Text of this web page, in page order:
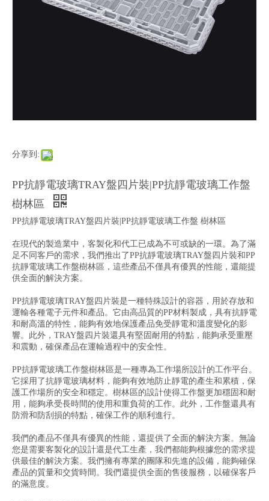
分享到:
PP抗靜電玻璃TRAY盤四片裝|PP抗靜電玻璃工作盤
樹林區
PP抗靜電玻璃TRAY盤四片裝|PP抗靜電玻璃工作盤 樹林區
在現代的製造業中，客製化和代工已成為不可或缺的一環。為了滿
足不同客戶的需求，我們推出了PP抗靜電玻璃TRAY盤四片裝和PP
抗靜電玻璃工作盤樹林區，這些產品不僅具有優異的性能，還能提
供全面的解決方案。
PP抗靜電玻璃TRAY盤四片裝是一種特殊設計的容器，用於存放和
運輸各種電子元件和產品。它由高品質的PP材料製成，具有抗靜電
和耐高溫的特性，能夠有效地保護產品免受靜電和溫度變化的影
響。此外，TRAY盤四片裝還具有堅固耐用的特點，能夠承受重壓
和震動，確保產品在運輸過程中的安全性。
PP抗靜電玻璃工作盤樹林區是一種專為工作場所設計的工作平台。
它採用了抗靜電玻璃材料，能夠有效地防止靜電的產生和累積，保
護工作場所的安全和穩定。樹林區的設計使得工作盤更加穩固和耐
用，能夠承受長時間的使用和重負荷的工作。此外，工作盤還具有
防滑和防刮損的特點，確保工作的順利進行。
我們的產品不僅具有優異的性能，還提供了全面的解決方案。無論
您是需要客製化的設計還是代工生產，我們都能夠根據您的需求提
供最佳的解決方案。我們擁有專業的團隊和先進的設備，能夠確保
產品的質量和交貨時間。我們還提供全面的售後服務，以確保客戶
的滿意度。